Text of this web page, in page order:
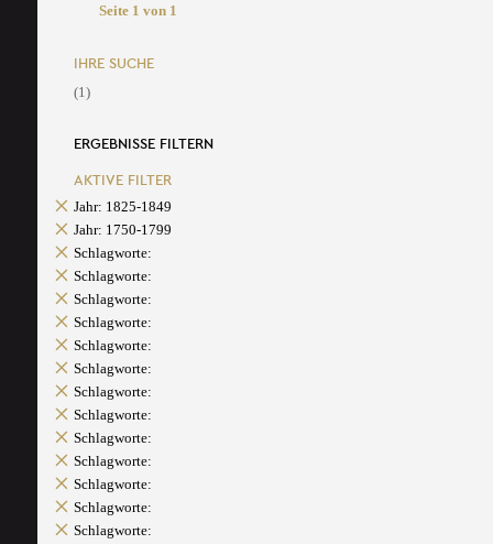
Seite 1 von 1
IHRE SUCHE
(1)
ERGEBNISSE FILTERN
AKTIVE FILTER
Jahr: 1825-1849
Jahr: 1750-1799
Schlagworte:
Schlagworte:
Schlagworte:
Schlagworte:
Schlagworte:
Schlagworte:
Schlagworte:
Schlagworte:
Schlagworte:
Schlagworte:
Schlagworte:
Schlagworte:
Schlagworte: